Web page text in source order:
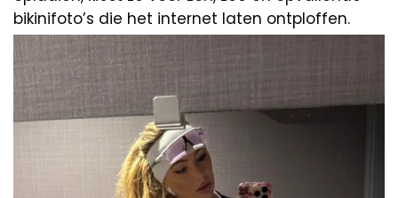
bikinifoto’s die het internet laten ontploffen.